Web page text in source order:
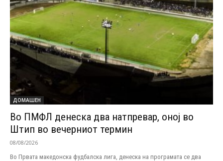
ДОМАШЕН
Во ПМФЛ денеска два натпревар, оној во
Штип во вечерниот термин
08/08/2026
Во Првата македонска фудбалска лига, денеска на програмата се два